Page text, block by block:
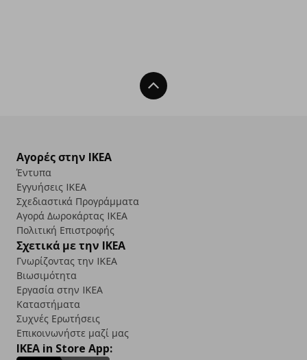
Back To Top
Αγορές στην IKEA
Έντυπα
Εγγυήσεις IKEA
Σχεδιαστικά Προγράμματα
Αγορά Δωρoκάρτας IKEA
Πολιτική Επιστροφής
Σχετικά με την IKEA
Γνωρίζοντας την IKEA
Βιωσιμότητα
Εργασία στην IKEA
Καταστήματα
Συχνές Ερωτήσεις
Επικοινωνήστε μαζί μας
IKEA in Store App: